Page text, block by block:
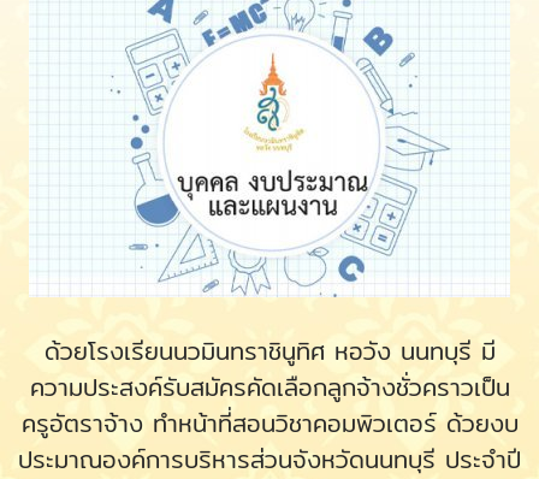
ด้วยโรงเรียนนวมินทราชินูทิศ หอวัง นนทบุรี มี
ความประสงค์รับสมัครคัดเลือกลูกจ้างชั่วคราวเป็น
ครูอัตราจ้าง ทำหน้าที่สอนวิชาคอมพิวเตอร์ ด้วยงบ
ประมาณองค์การบริหารส่วนจังหวัดนนทบุรี ประจำปี